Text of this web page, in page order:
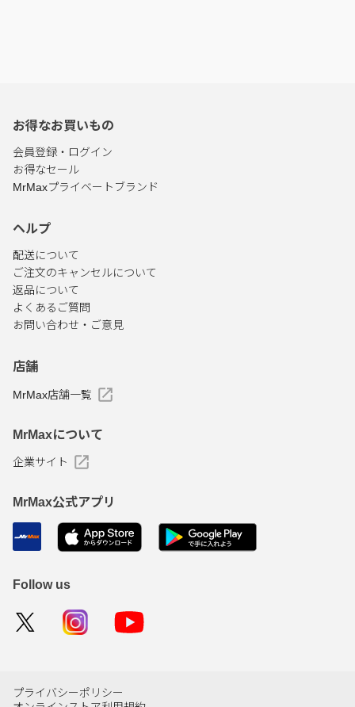
お得なお買いもの
会員登録・ログイン
お得なセール
MrMaxプライベートブランド
ヘルプ
配送について
ご注文のキャンセルについて
返品について
よくあるご質問
お問い合わせ・ご意見
店舗
MrMax店舗一覧
MrMaxについて
企業サイト
MrMax公式アプリ
Follow us
プライバシーポリシー